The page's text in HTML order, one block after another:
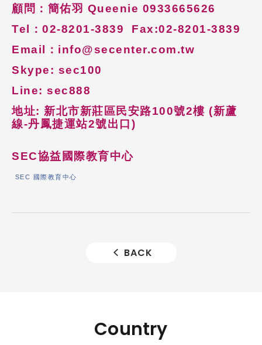
顧問：簡佑羽 Queenie 0933665626
Tel ： 02-8201-3839 Fax:02-8201-3839
Email ： info@secenter.com.tw
Skype: sec100
Line: sec888
地址: 新北市新莊區民安路100號2樓 (新蘆
線-丹鳳捷運站2號出口)
SEC協益國際教育中心
SEC 國際教育中心
BACK
Country